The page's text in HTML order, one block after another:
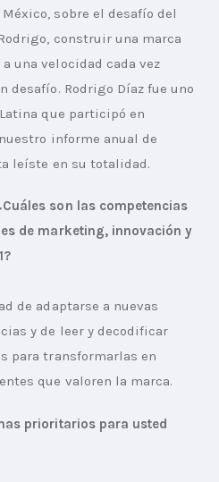
sobre el desafío del
construir una marca
una velocidad cada vez
desafío. Rodrigo Díaz fue uno
que participó en
informe anual de
leíste en su totalidad.
son las competencias
de marketing, innovación y
de adaptarse a nuevas
y de leer y decodificar
para transformarlas en
que valoren la marca.
prioritarios para usted